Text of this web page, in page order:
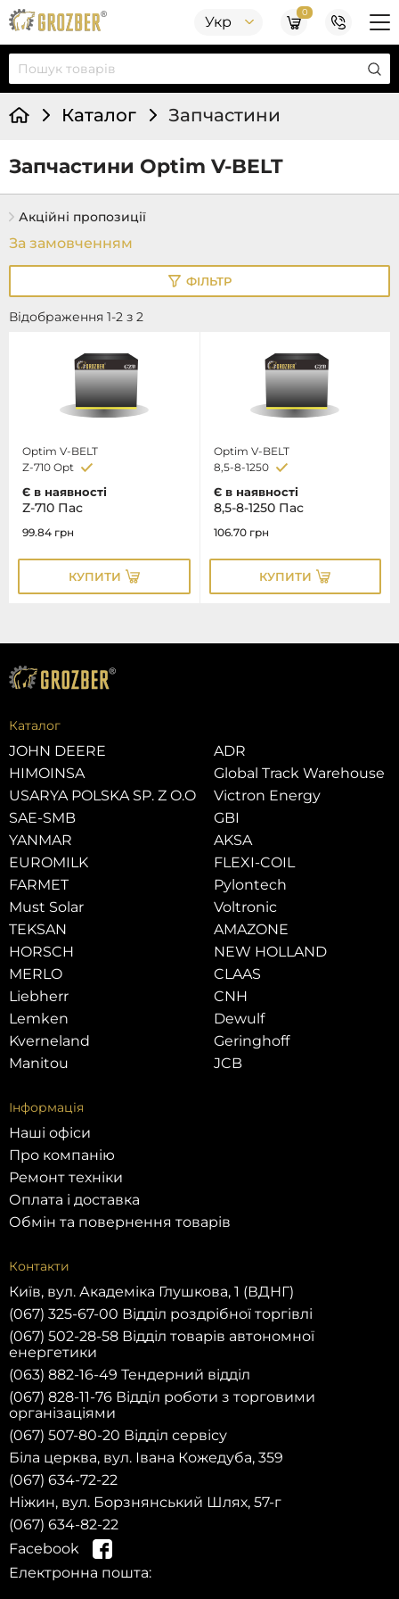
Укр
0
Каталог Запчастини
Запчастини Optim V-BELT
Акційні пропозиції
Відображення 1-2 з 2
ФІЛЬТР
Optim V-BELT
Z-710 Opt
Є в наявності
Z-710 Пас
99.84 грн
КУПИТИ
Optim V-BELT
8,5-8-1250
Є в наявності
8,5-8-1250 Пас
106.70 грн
КУПИТИ
Каталог
JOHN DEERE
HIMOINSA
USARYA POLSKA SP. Z O.O
SAE-SMB
YANMAR
EUROMILK
FARMET
Must Solar
TEKSAN
HORSCH
MERLO
Liebherr
Lemken
Kverneland
Manitou
ADR
Global Track Warehouse
Victron Energy
GBI
AKSA
FLEXI-COIL
Pylontech
Voltronic
AMAZONE
NEW HOLLAND
CLAAS
CNH
Dewulf
Geringhoff
JCB
Інформація
Наші офіси
Про компанію
Ремонт техніки
Оплата і доставка
Обмін та повернення товарів
Контакти
Київ, вул. Академіка Глушкова, 1 (ВДНГ)
(067) 325-67-00 Відділ роздрібної торгівлі
(067) 502-28-58 Відділ товарів автономної
енергетики
(063) 882-16-49 Тендерний відділ
(067) 828-11-76 Відділ роботи з торговими
організаціями
(067) 507-80-20 Відділ сервісу
Біла церква, вул. Івана Кожедуба, 359
(067) 634-72-22
Ніжин, вул. Борзнянський Шлях, 57-г
(067) 634-82-22
Facebook
Електронна пошта: